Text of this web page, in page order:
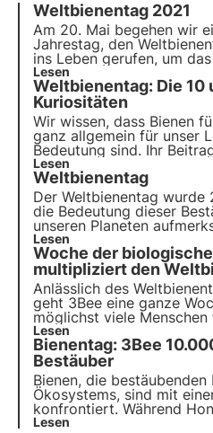
Weltbienentag 2021
Am 20. Mai begehen wir
Jahrestag, den
ins Leben gerufen, um
Bedeutung der Bestäuber
unser Leben sowie für die
täglich ausgesetzt sind, zu
Lesen
Weltbienentag: Die 10
Kuriositäten
Wir wissen, dass Bienen
ganz allgemein für unser
Bedeutung sind. Ihr
biologische Vielfalt und
erhalten und - in unserem
auf den Tisch zu bringen,
wären.
Lesen
Weltbienentag
Der Weltbienentag wurde
die Bedeutung dieser
unseren Planeten
Jahrelang haben Bienen
Wohlbefinden
Jahrzehnten ist ihr
gefährdet.
Lesen
Woche der
multipliziert den
Anlässlich des
geht 3Bee eine ganze
möglichst viele
grundlegender Fragen im
Schutz des Planeten und
biologischen Vielfalt zu
Lesen
Bienentag: 3Bee
Bestäuber
Bienen, die bestäubenden
Ökosystems, sind mit
konfrontiert. Während
von Imkern Schutz und
Lesen